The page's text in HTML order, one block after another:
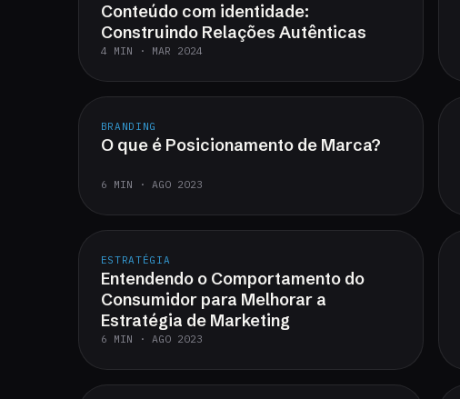
Conteúdo com identidade:
Construindo Relações Autênticas
4 MIN · MAR 2024
BRANDING
O que é Posicionamento de Marca?
6 MIN · AGO 2023
ESTRATÉGIA
Entendendo o Comportamento do
Consumidor para Melhorar a
Estratégia de Marketing
6 MIN · AGO 2023